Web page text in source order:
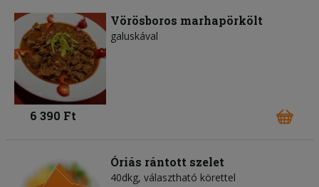
Vörösboros marhapörkölt
galuskával
6 390 Ft
Óriás rántott szelet
40dkg, választható körettel